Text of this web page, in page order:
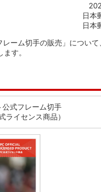
日本
日本
ーム切手の販売」につい
す。
式フレーム切手
ライセンス商品）